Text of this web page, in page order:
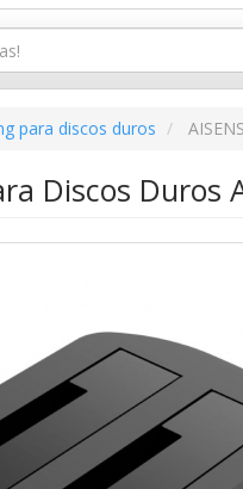
para discos duros
Discos Duros